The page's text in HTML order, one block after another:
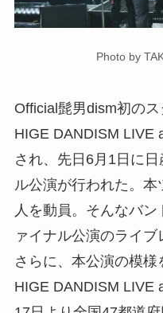
Photo by
Official髭男dism初の
HIGE DANDISM LIVE
され、先日6月1日に
ル公演が行われた。
人を動員。そんなバ
ァイナル公演のライブ
さらに、本公演の模
HIGE DANDISM LIVE